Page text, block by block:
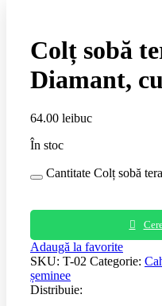
Colț sobă
Diamant,
64.00 leibuc
În stoc
Cantitate Colț sobă
Adaugă la favorite
SKU: T-02 Categorie:
șeminee
Distribuie: